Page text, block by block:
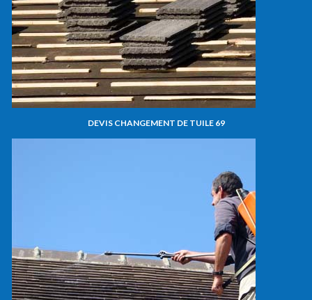
DEVIS CHANGEMENT DE TUILE 69